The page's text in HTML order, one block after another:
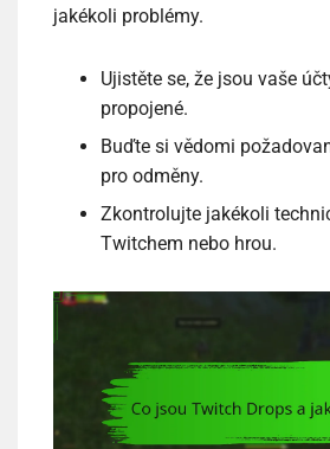
jakékoli problémy.
Ujistěte se, že jsou vaše
propojené.
Buďte si vědomi
pro odměny.
Zkontrolujte jakékoli
Twitchem nebo hrou.